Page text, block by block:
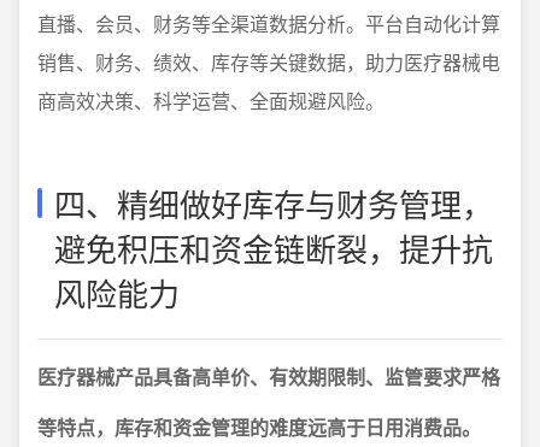
直播、会员、财务等全渠道数据分析。平台自动化计算
销售、财务、绩效、库存等关键数据，助力医疗器械电
商高效决策、科学运营、全面规避风险。
四、精细做好库存与财务管理，
避免积压和资金链断裂，提升抗
风险能力
医疗器械产品具备高单价、有效期限制、监管要求严格
等特点，库存和资金管理的难度远高于日用消费品。